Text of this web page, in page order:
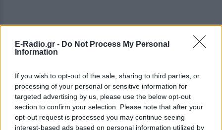
E-Radio.gr - Do Not Process My Personal
Information
If you wish to opt-out of the sale, sharing to third parties, or
processing of your personal or sensitive information for
targeted advertising by us, please use the below opt-out
section to confirm your selection. Please note that after your
opt-out request is processed you may continue seeing
interest-based ads based on personal information utilized by
ΣΤΗΝ ΙΔΙΑ ΚΑΤΗΓΟΡΙΑ
Η Ελένη Βουλγαράκη ξεσπά για
τις φήμες χωρισμού με τον